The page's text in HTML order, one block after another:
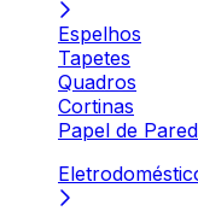
Espelhos
Tapetes
Quadros
Cortinas
Papel de